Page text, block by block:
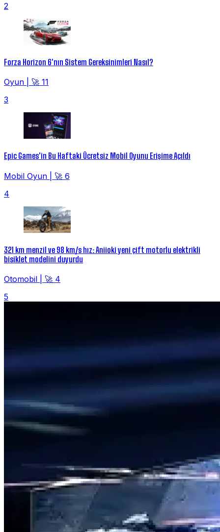
2
Forza Horizon 6'nın Sistem Gereksinimleri Nasıl?
Oyun
🚀 11
3
Epic Games'in Bu Haftaki Ücretsiz Mobil Oyunu Erişime Açıldı
Mobil Oyun
🚀 6
4
321 km menzil ve 98 km/s hız: Aniioki yeni çift motorlu elektrikli
bisiklet modelini duyurdu
Otomobil
🚀 4
5